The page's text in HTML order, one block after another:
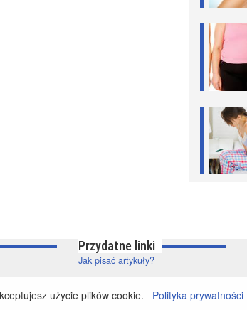
Przydatne linki
Jak pisać artykuły?
użycie plików cookie. Polityka prywatności